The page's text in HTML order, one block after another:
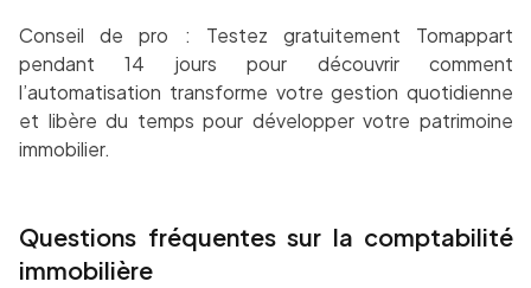
Conseil de pro : Testez gratuitement Tomappart
pendant 14 jours pour découvrir comment
l’automatisation transforme votre gestion quotidienne
et libère du temps pour développer votre patrimoine
immobilier.
Questions fréquentes sur la comptabilité
immobilière